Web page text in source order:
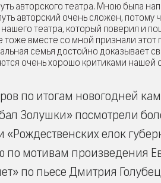
авторского театра. Мною была
авторский очень сложен, потому
театра, который поверил и
вместе со мной признали этот
семья достойно доказывает
очень хорошо критиками нашей
по итогам новогодней
Золушки» посмотрели
елок
по мотивам произведения
по пьесе Дмитрия